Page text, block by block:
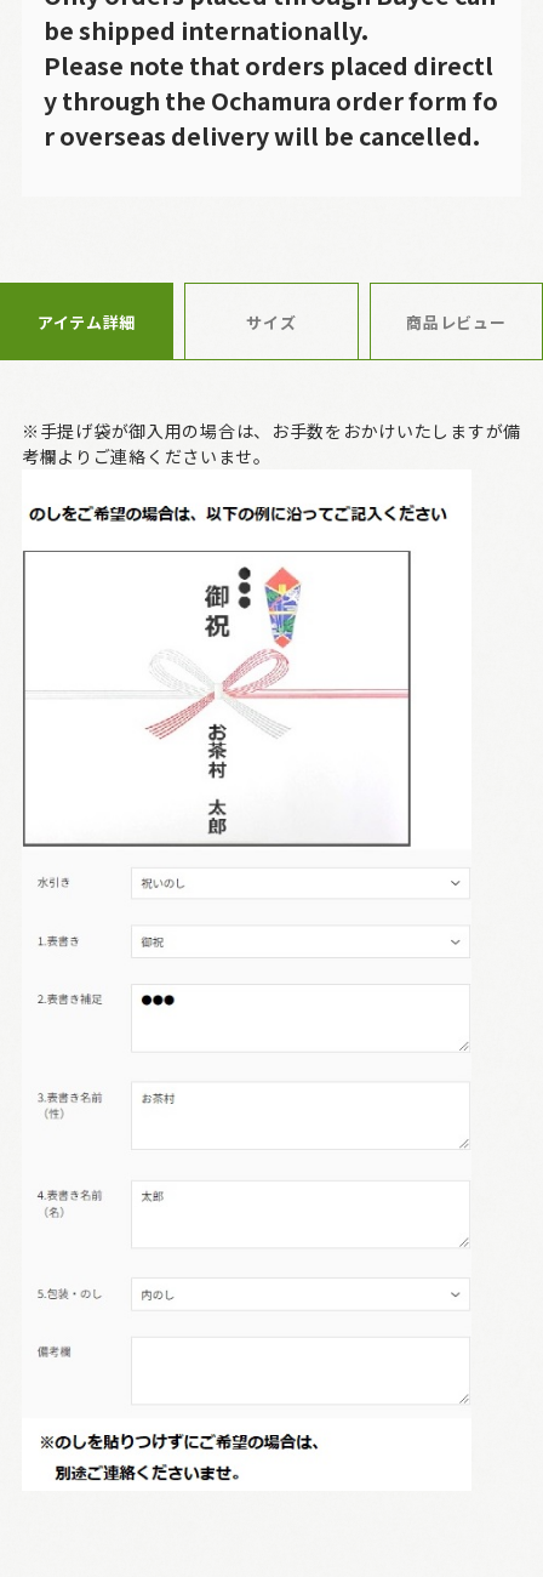
be shipped internationally.
Please note that orders placed directl
y through the Ochamura order form fo
r overseas delivery will be cancelled.
アイテム詳細 サイズ 商品レビュー
※手提げ袋が御入用の場合は、お手数をおかけいたしますが備
考欄よりご連絡くださいませ。